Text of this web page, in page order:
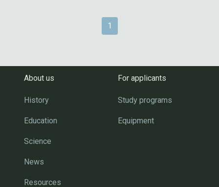
1
About us
History
Education
Science
News
Resources
For applicants
Study programs
Equipment